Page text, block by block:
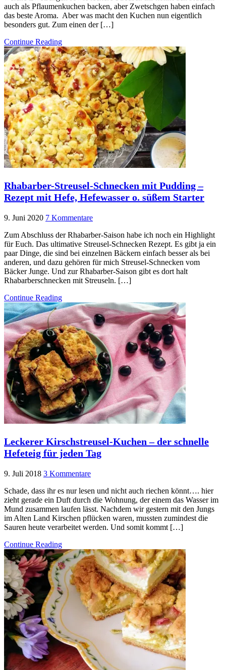
auch als Pflaumenkuchen backen, aber Zwetschgen haben einfach
das beste Aroma. Aber was macht den Kuchen nun eigentlich
besonders gut. Zum einen der […]
Continue Reading
Rhabarber-Streusel-Schnecken mit Pudding –
Rezept mit Hefe, Hefewasser o. süßem Starter
9. Juni 2020 7 Kommentare
Zum Abschluss der Rhabarber-Saison habe ich noch ein Highlight
für Euch. Das ultimative Streusel-Schnecken Rezept. Es gibt ja ein
paar Dinge, die sind bei einzelnen Bäckern einfach besser als bei
anderen, und dazu gehören für mich Streusel-Schnecken vom
Bäcker Junge. Und zur Rhabarber-Saison gibt es dort halt
Rhabarberschnecken mit Streuseln. […]
Continue Reading
Leckerer Kirschstreusel-Kuchen – der schnelle
Hefeteig für jeden Tag
9. Juli 2018 3 Kommentare
Schade, dass ihr es nur lesen und nicht auch riechen könnt…. hier
zieht gerade ein Duft durch die Wohnung, der einem das Wasser im
Mund zusammen laufen lässt. Nachdem wir gestern mit den Jungs
im Alten Land Kirschen pflücken waren, mussten zumindest die
Sauren heute verarbeitet werden. Und somit kommt […]
Continue Reading